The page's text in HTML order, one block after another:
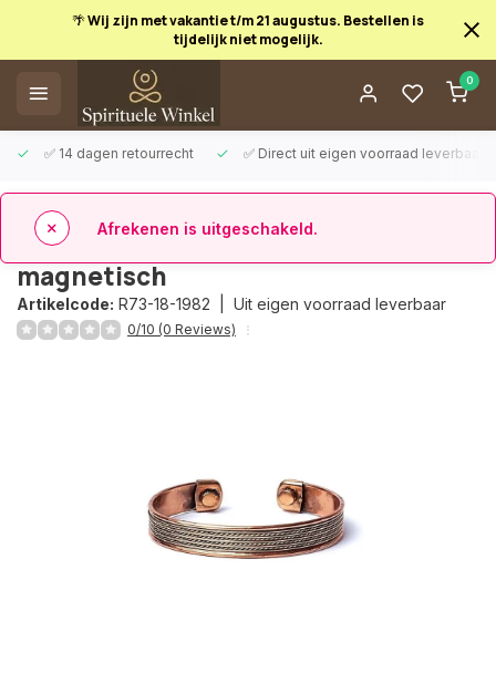
🌴 Wij zijn met vakantie t/m 21 augustus. Bestellen is
tijdelijk niet mogelijk.
0
✅ 14 dagen retourrecht ✅ Direct uit eigen voorraad leverbaar
Afrekenen is uitgeschakeld.
Armband koper vier koorden
magnetisch
Artikelcode: R73-18-1982 | Uit eigen voorraad leverbaar
0/10 (0 Reviews)